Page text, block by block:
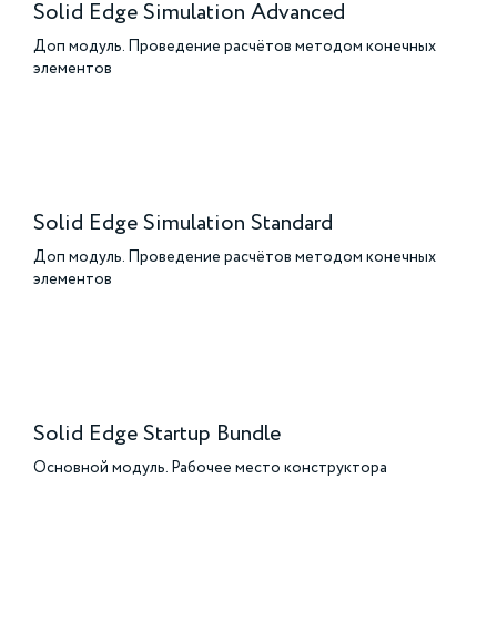
Solid Edge Simulation Advanced
Доп модуль. Проведение расчётов методом конечных
элементов
Solid Edge Simulation Standard
Доп модуль. Проведение расчётов методом конечных
элементов
Solid Edge Startup Bundle
Основной модуль. Рабочее место конструктора